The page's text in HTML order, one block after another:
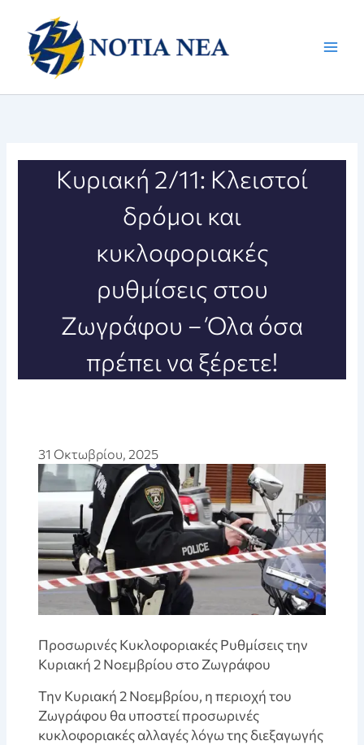
περιεχόμενο
Κυριακή 2/11: Κλειστοί
δρόμοι και
κυκλοφοριακές
ρυθμίσεις στου
Ζωγράφου – Όλα όσα
πρέπει να ξέρετε!
31 Οκτωβρίου, 2025
Προσωρινές Κυκλοφοριακές Ρυθμίσεις την
Κυριακή 2 Νοεμβρίου στο Ζωγράφου
Την Κυριακή 2 Νοεμβρίου, η περιοχή του
Ζωγράφου θα υποστεί προσωρινές
κυκλοφοριακές αλλαγές λόγω της διεξαγωγής